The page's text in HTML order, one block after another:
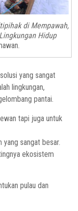
di Mempawah,
Hidup
yang sangat
lingkungan,
pantai.
tapi juga untuk
sangat besar.
ekosistem
pulau dan